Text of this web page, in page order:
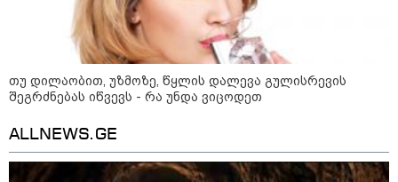
21:08 / 06-08-2026
"არ ვიცი, თუ ვინმე იცის, რასთან
არის დაკავშირებული ნია
იმნაძის 10 თვის თავზე დაკავება
- რა უნდა თქვას 16 წლის
ფსიქოლოგიური ტერორის ქვეშ
არის" - რას აცხადებს ნია
კატეგორიის ყველა სიახლე
თუ დილაობით, უზმოზე, წყლის დალევა გულისრევის
შეგრძნებას იწვევს - რა უნდა ვიცოდეთ
ALLNEWS.GE